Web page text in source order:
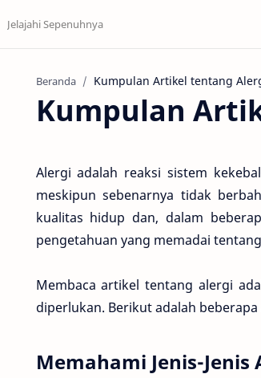
Beranda
Kumpulan
Alergi adalah reaksi sistem
meskipun sebenarnya tidak
kualitas hidup dan, dalam
pengetahuan yang memadai
Membaca artikel tentang alergi
diperlukan. Berikut adalah
Memahami Jenis-Jenis